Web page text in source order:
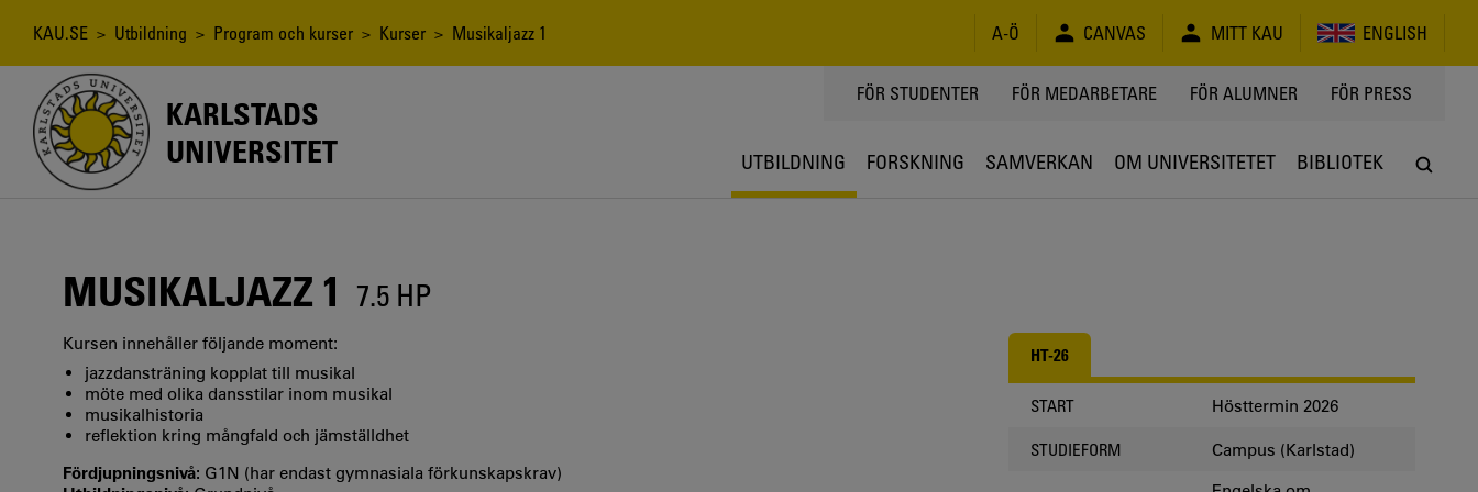
Länkstig
KAU.SE > Utbildning > Program och kurser > Kurser > Musikaljazz 1 A-Ö CANVAS MITT KAU ENGLISH
KARLSTADS
UNIVERSITET
TOPPMENY
FÖR STUDENTER FÖR MEDARBETARE FÖR ALUMNER FÖR PRESS
UTBILDNING FORSKNING SAMVERKAN OM UNIVERSITETET BIBLIOTEK
MUSIKALJAZZ 1 7.5 HP
Kursen innehåller följande moment:
jazzdansträning kopplat till musikal
möte med olika dansstilar inom musikal
musikalhistoria
reflektion kring mångfald och jämställdhet
Fördjupningsnivå: G1N (har endast gymnasiala förkunskapskrav)
HT-26
START Hösttermin 2026
STUDIEFORM Campus (Karlstad)